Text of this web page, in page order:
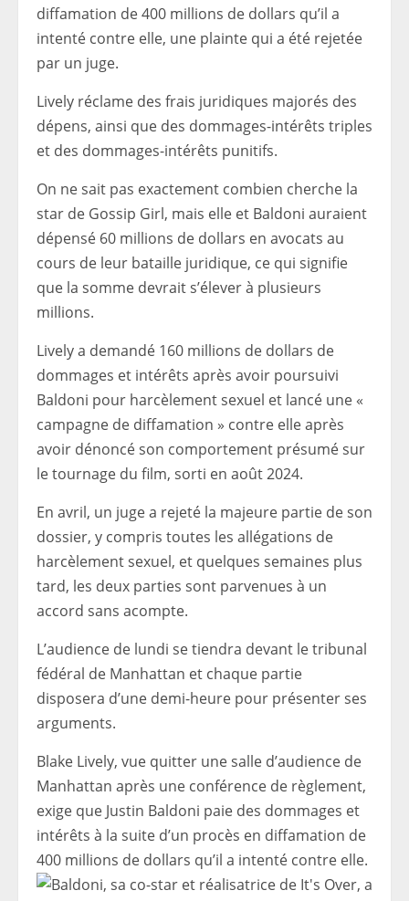
diffamation de 400 millions de dollars qu’il a
intenté contre elle, une plainte qui a été rejetée
par un juge.
Lively réclame des frais juridiques majorés des
dépens, ainsi que des dommages-intérêts triples
et des dommages-intérêts punitifs.
On ne sait pas exactement combien cherche la
star de Gossip Girl, mais elle et Baldoni auraient
dépensé 60 millions de dollars en avocats au
cours de leur bataille juridique, ce qui signifie
que la somme devrait s’élever à plusieurs
millions.
Lively a demandé 160 millions de dollars de
dommages et intérêts après avoir poursuivi
Baldoni pour harcèlement sexuel et lancé une «
campagne de diffamation » contre elle après
avoir dénoncé son comportement présumé sur
le tournage du film, sorti en août 2024.
En avril, un juge a rejeté la majeure partie de son
dossier, y compris toutes les allégations de
harcèlement sexuel, et quelques semaines plus
tard, les deux parties sont parvenues à un
accord sans acompte.
L’audience de lundi se tiendra devant le tribunal
fédéral de Manhattan et chaque partie
disposera d’une demi-heure pour présenter ses
arguments.
Blake Lively, vue quitter une salle d’audience de
Manhattan après une conférence de règlement,
exige que Justin Baldoni paie des dommages et
intérêts à la suite d’un procès en diffamation de
400 millions de dollars qu’il a intenté contre elle.